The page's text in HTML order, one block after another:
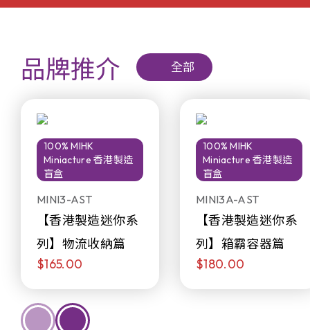
品牌推介 全部
100% MIHK
Miniacture 香港製造
盲盒
MINI3-AST
【香港製造迷你系
列】物流收納篇
$165.00
100% MIHK
Miniacture 香港製造
盲盒
MINI3A-AST
【香港製造迷你系
列】箱霸容器篇
$180.00